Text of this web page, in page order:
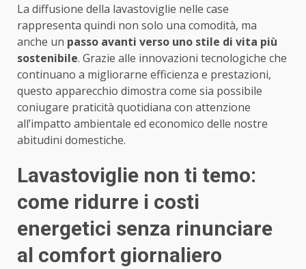
La diffusione della lavastoviglie nelle case
rappresenta quindi non solo una comodità, ma
anche un passo avanti verso uno stile di vita più
sostenibile. Grazie alle innovazioni tecnologiche che
continuano a migliorarne efficienza e prestazioni,
questo apparecchio dimostra come sia possibile
coniugare praticità quotidiana con attenzione
all’impatto ambientale ed economico delle nostre
abitudini domestiche.
Lavastoviglie non ti temo:
come ridurre i costi
energetici senza rinunciare
al comfort giornaliero